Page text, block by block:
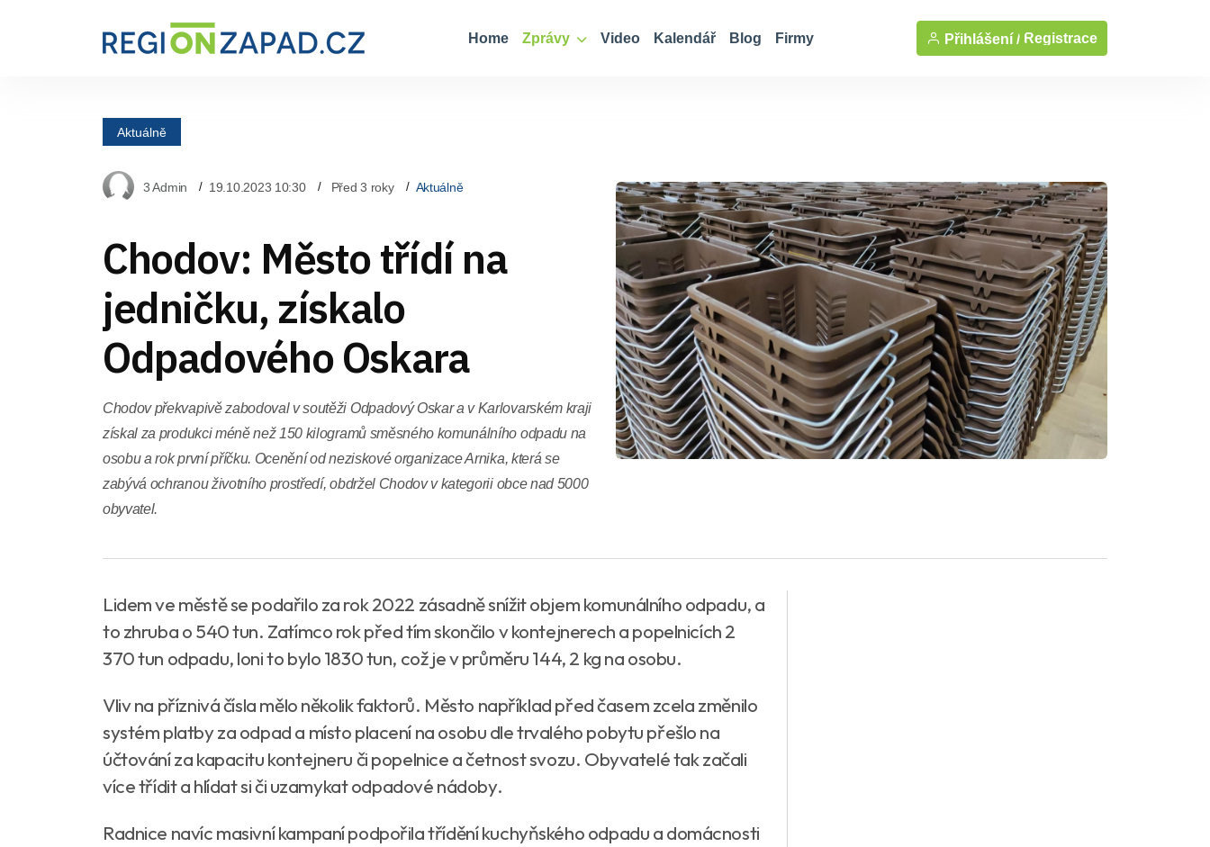
Home Zprávy Video Kalendář Blog Firmy Přihlášení / Registrace
Aktuálně
3 Admin 19.10.2023 10:30 Před 3 roky Aktuálně
Chodov: Město třídí na
jedničku, získalo
Odpadového Oskara
Chodov překvapivě zabodoval v soutěži Odpadový Oskar a v Karlovarském kraji
získal za produkci méně než 150 kilogramů směsného komunálního odpadu na
osobu a rok první příčku. Ocenění od neziskové organizace Arnika, která se
zabývá ochranou životního prostředí, obdržel Chodov v kategorii obce nad 5000
obyvatel.
Lidem ve městě se podařilo za rok 2022 zásadně snížit objem komunálního odpadu, a
to zhruba o 540 tun. Zatímco rok před tím skončilo v kontejnerech a popelnicích 2
370 tun odpadu, loni to bylo 1830 tun, což je v průměru 144, 2 kg na osobu.
Vliv na příznivá čísla mělo několik faktorů. Město například před časem zcela změnilo
systém platby za odpad a místo placení na osobu dle trvalého pobytu přešlo na
účtování za kapacitu kontejneru či popelnice a četnost svozu. Obyvatelé tak začali
více třídit a hlídat si či uzamykat odpadové nádoby.
Radnice navíc masivní kampaní podpořila třídění kuchyňského odpadu a domácnosti